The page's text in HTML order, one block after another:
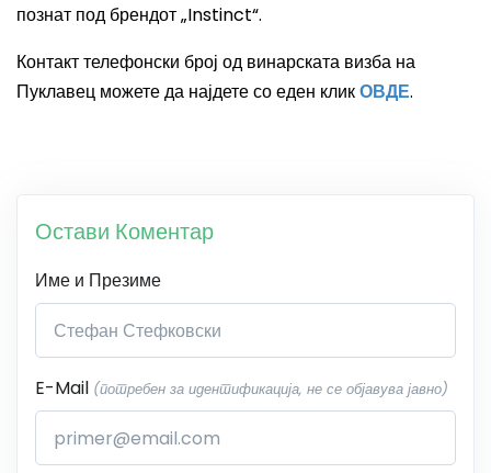
познат под брендот „Instinct“.
Контакт телефонски број од винарската визба на
Пуклавец можете да најдете со еден кликОВДЕ.
Остави Коментар
Име и Презиме
E-Mail (потребен за идентификација, не се објавува јавно)